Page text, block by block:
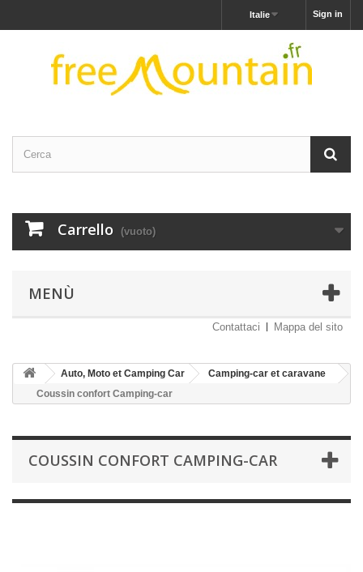
Sign in
Italie
Carrello (vuoto)
MENÙ
Contattaci Mappa del sito
Auto, Moto et Camping Car
Camping-car et caravane
Coussin confort Camping-car
COUSSIN CONFORT CAMPING-CAR